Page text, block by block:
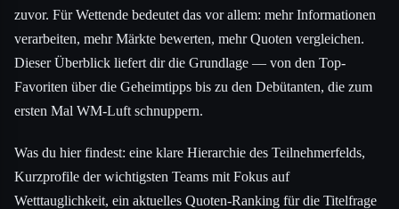
zuvor. Für Wettende bedeutet das vor allem: mehr Informationen
verarbeiten, mehr Märkte bewerten, mehr Quoten vergleichen.
Dieser Überblick liefert dir die Grundlage — von den Top-
Favoriten über die Geheimtipps bis zu den Debütanten, die zum
ersten Mal WM-Luft schnuppern.
Was du hier findest: eine klare Hierarchie des Teilnehmerfelds,
Kurzprofile der wichtigsten Teams mit Fokus auf
Wetttauglichkeit, ein aktuelles Quoten-Ranking für die Titelfrage